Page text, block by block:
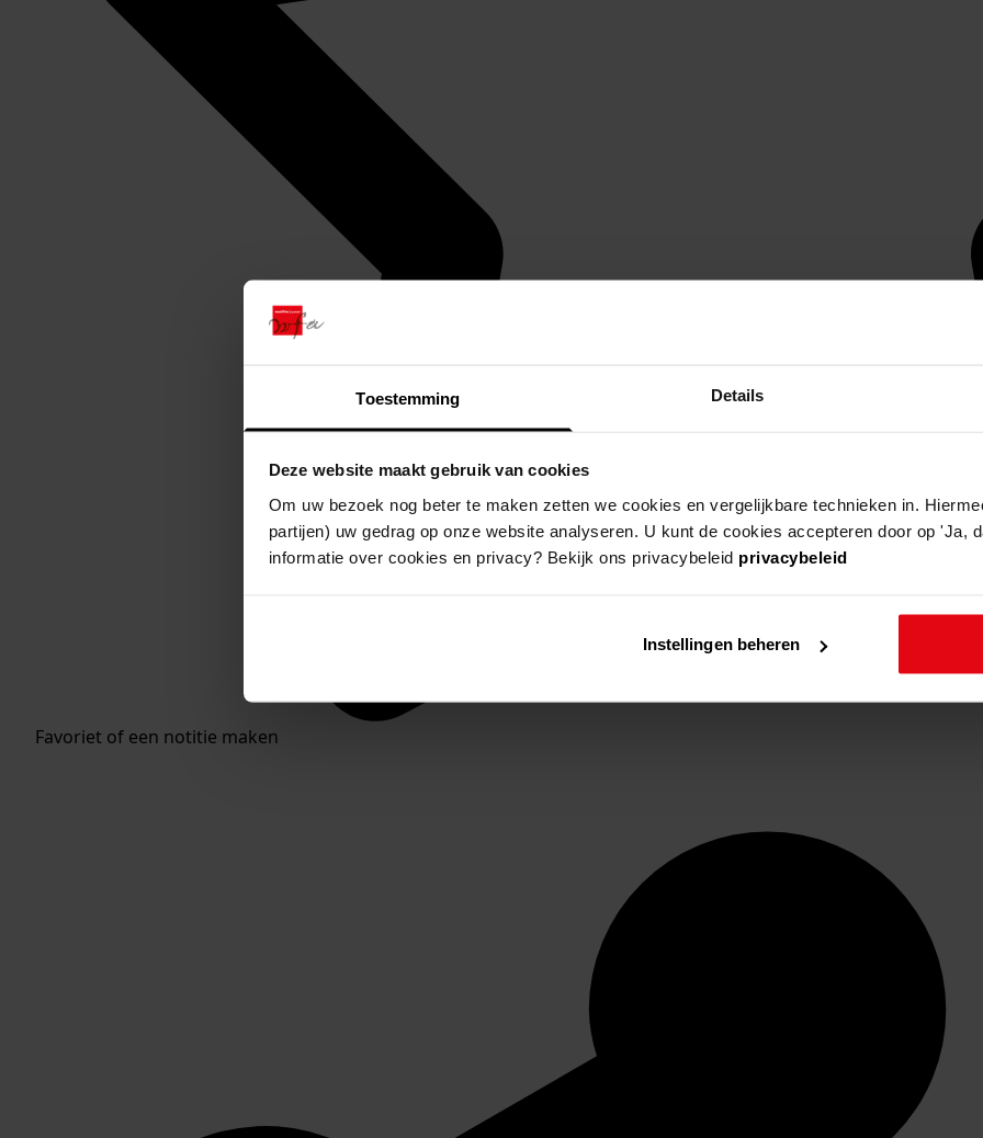
Toestemming Details
Deze website maakt gebruik van cookies
Om uw bezoek nog beter te maken zetten we cookies en vergelijkbare technieken in.
partijen) uw gedrag op onze website analyseren. U kunt de cookies accepteren door op 'Ja,
informatie over cookies en privacy? Bekijk ons privacybeleid privacybeleid
Instellingen beheren
Favoriet of een notitie maken